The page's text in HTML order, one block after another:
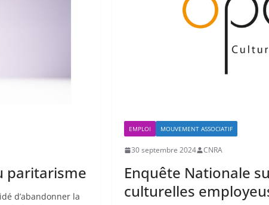
paritarisme
d’abandonner la
EMPLOI MOUVEMENT ASSOCIATIF
30 septembre 2024 CNRA
Enquête Nationale
culturelles